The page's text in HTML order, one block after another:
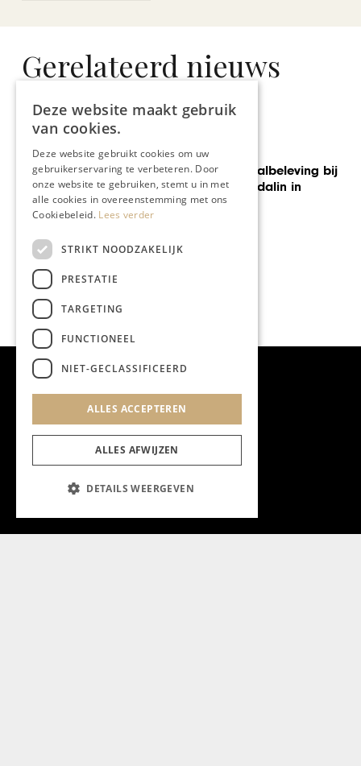
Gerelateerd nieuws
GASTRONOMIE
Een unieke totaalbeleving bij
restaurant Mandalin in
Maastricht
Deze website maakt gebruik
van cookies.
Deze website gebruikt cookies om uw
gebruikerservaring te verbeteren. Door
onze website te gebruiken, stemt u in met
alle cookies in overeenstemming met ons
Cookiebeleid. Lees verder
STRIKT NOODZAKELIJK
PRESTATIE
TARGETING
FUNCTIONEEL
NIET-GECLASSIFICEERD
ALLES ACCEPTEREN
ALLES AFWIJZEN
DETAILS WEERGEVEN